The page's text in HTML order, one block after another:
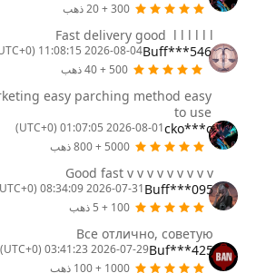
300 + 20 ذهب
Fast delivery good ㅤ l l l l l l
Buff***546
2026-08-04 11:08:15 (UTC+0)
500 + 40 ذهب
easy parching method easy
to use
cko***o
2026-08-01 01:07:05 (UTC+0)
5000 + 800 ذهب
Good fast v v v v v v v v v
Buff***095
2026-07-31 08:34:09 (UTC+0)
100 + 5 ذهب
Все отлично, советую
Buf***425
2026-07-29 03:41:23 (UTC+0)
1000 + 100 ذهب